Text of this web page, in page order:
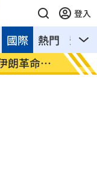
登入
熱門 影音
國際
朗革命衛
美就
溫